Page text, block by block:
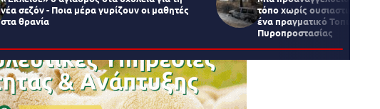
νέα σεζόν - Ποια μέρα γυρίζουν οι μαθητές
στα θρανία
τόπο χωρίς ουσιαστική
ένα πραγματικό Τοπικό
Πυροπροστασίας